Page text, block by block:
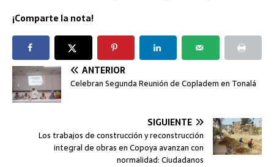
¡Comparte la nota!
ANTERIOR
Celebran Segunda Reunión de Copladem en Tonalá
SIGUIENTE
Los trabajos de construcción y reconstrucción
integral de obras en Copoya avanzan con
normalidad: Ciudadanos